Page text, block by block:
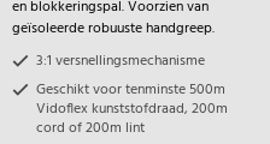
en blokkeringspal. Voorzien van
geïsoleerde robuuste handgreep.
3:1 versnellingsmechanisme
Geschikt voor tenminste 500m
Vidoflex kunststofdraad, 200m
cord of 200m lint